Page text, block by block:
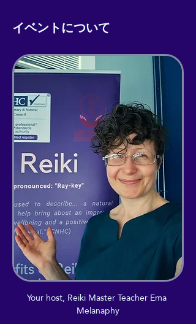
イベントについて
Your host, Reiki Master Teacher Ema
Melanaphy